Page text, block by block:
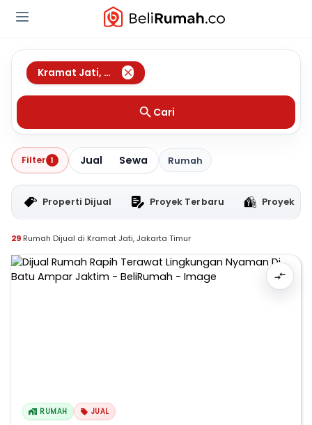
Kramat Jati, Jakarta Timur
Cari
Filter 1 Jual Sewa Rumah
Properti Dijual Proyek Terbaru Proyek
29 Rumah Dijual di Kramat Jati, Jakarta Timur
RUMAH JUAL